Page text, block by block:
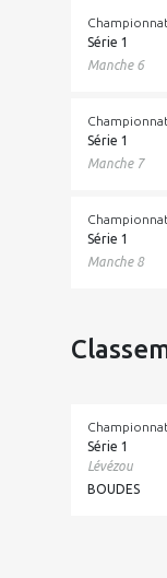
Série 1
Manche 6
Série 1
Manche 7
Série 1
Manche 8
Série 1
Lévézou
BOUDES